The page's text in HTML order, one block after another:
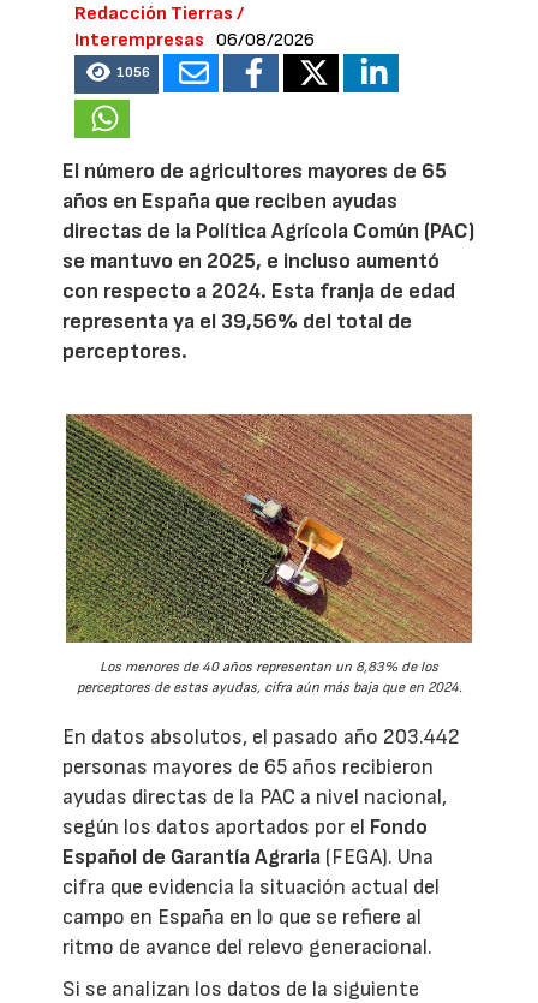
Redacción Tierras /
Interempresas
06/08/2026
1056
El número de agricultores mayores de 65
años en España que reciben ayudas
directas de la Política Agrícola Común (PAC)
se mantuvo en 2025, e incluso aumentó
con respecto a 2024. Esta franja de edad
representa ya el 39,56% del total de
perceptores.
Los menores de 40 años representan un 8,83% de los
perceptores de estas ayudas, cifra aún más baja que en 2024.
En datos absolutos, el pasado año 203.442
personas mayores de 65 años recibieron
ayudas directas de la PAC a nivel nacional,
según los datos aportados por el Fondo
Español de Garantía Agraria (FEGA). Una
cifra que evidencia la situación actual del
campo en España en lo que se refiere al
ritmo de avance del relevo generacional.
Si se analizan los datos de la siguiente